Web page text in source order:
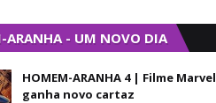
ARANHA - UM NOVO DIA
HOMEM-ARANHA 4 | Filme Marvel
ganha novo cartaz